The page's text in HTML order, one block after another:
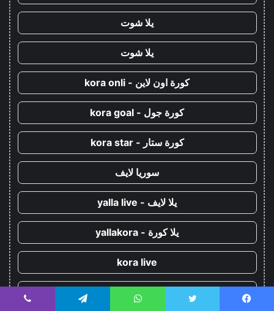
يلا شوت
يلا شوت
كورة اون لاين - kora onli
كورة جول - kora goal
كورة ستار - kora star
سوريا لايف
يلا لايف - yalla live
يلا كورة - yallakora
kora live
kooralive